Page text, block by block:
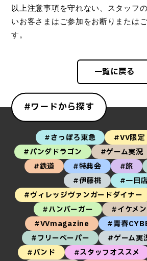
以上注意事項を守れない、スタッフ
いお客さまはご参加をお断りまたは
す。
一覧に戻る
#ワードから探す
#さっぽろ東急 #VV限定
#パンダドラゴン
#ゲーム実況
#鉄道
#特典会 #旅
#伊藤桃
#一日
#ヴィレッジヴァンガードダイナー
#ハンバーガー
#イケメン
#VVmagazine
#青春
#フリーペーパー
#ゲーム実
#バンド
#スタッフオススメ